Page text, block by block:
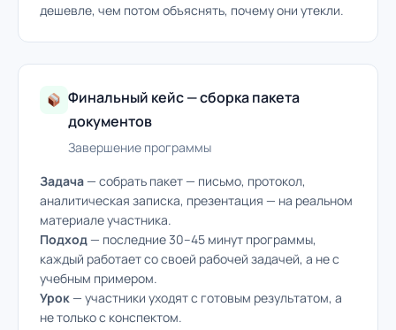
дешевле, чем потом объяснять, почему они утекли.
Финальный кейс — сборка пакета
документов
Завершение программы
Задача— собрать пакет — письмо, протокол,
аналитическая записка, презентация — на реальном
материале участника.
Подход— последние 30–45 минут программы,
каждый работает со своей рабочей задачей, а не с
учебным примером.
Урок— участники уходят с готовым результатом, а
не только с конспектом.